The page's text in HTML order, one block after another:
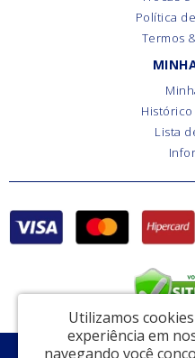
Política
Termos
Lista
Utilizamos
experiência em
navegando você